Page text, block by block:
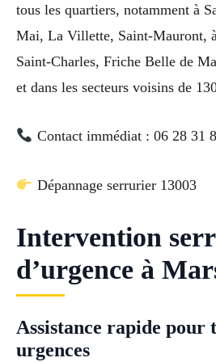
tous les quartiers, notamment à
Mai, La Villette, Saint-Mauront,
Saint-Charles, Friche Belle de
et dans les secteurs voisins de
Contact immédiat : 06 28 31
Dépannage serrurier 13003
Intervention
d’urgence à
Assistance rapide pour
urgences